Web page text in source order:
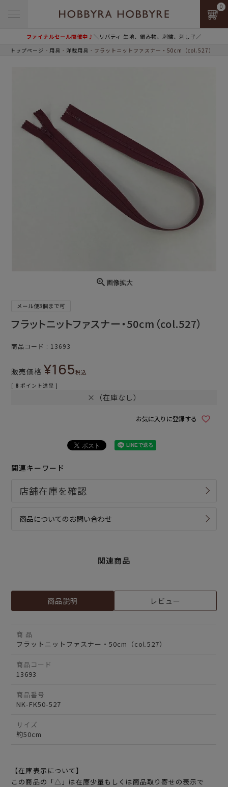
ファイナルセール開催中♪＼リバティ 生地、編み物、刺繍、刺し子／
0
トップページ 用具 洋裁用具 フラットニットファスナー・50cm（col.527）
画像拡大
メール便3個まで可
フラットニットファスナー・50cm（col.527）
商品コード 13693
販売価格 ¥165税込
[ 8 ポイント進呈 ]
×（在庫なし）
お気に入りに登録する
関連キーワード
商品についてのお問い合わせ
関連商品
商品説明 レビュー
商 品
フラットニットファスナー・50cm（col.527）
商品コード
13693
商品番号
NK-FK50-527
サイズ
約50cm
【在庫表示について】
この商品の「△」は在庫少量もしくは商品取り寄せの表示で